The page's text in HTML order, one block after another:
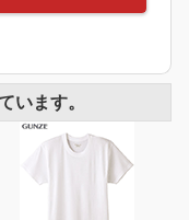
います。